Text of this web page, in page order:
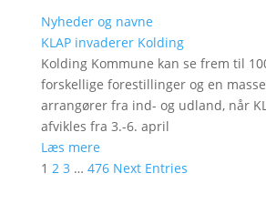
Nyheder og navne
KLAP invaderer Kolding
Kolding Kommune kan se frem til
forskellige forestillinger og en
arrangører fra ind- og udland, når
afvikles fra 3.-6. april
Læs mere
1 2 3 … 476 Next Entries